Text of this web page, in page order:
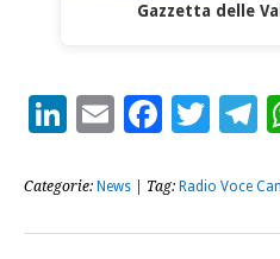
Gazzetta delle
LinkedIn
Email
Categorie: News | Tag: Radio Voce